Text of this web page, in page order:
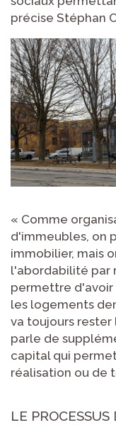
précise Stéphan
« Comme
d'immeubles, on
immobilier, mais
l'abordabilité par
permettre d'avoir
les logements
va toujours rester
parle de
capital qui
réalisation ou de
LE PROCESSUS